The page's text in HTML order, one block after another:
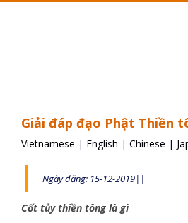
Giải đáp đạo Phật Thiền
Vietnamese | English | Chinese |
Ngày đăng: 15-12-2019||
Cốt tủy thiền tông là gì